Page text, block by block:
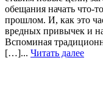
обещания начать что-
прошлом. И, как это
вредных привычек и
Вспоминая
[…]... Читать далее